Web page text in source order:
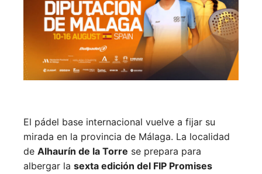
El pádel base internacional vuelve a fijar su
mirada en la provincia de Málaga. La localidad
de Alhaurín de la Torre se prepara para
albergar la sexta edición del FIP Promises